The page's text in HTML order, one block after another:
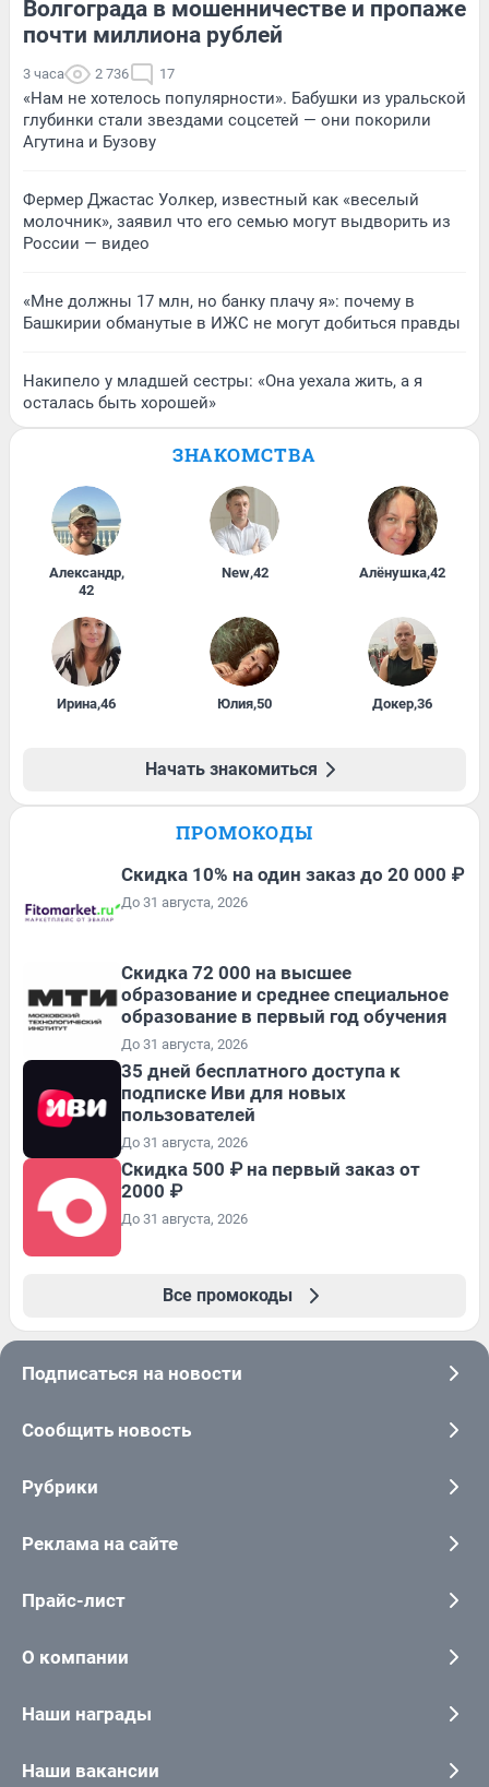
Волгограда в мошенничестве и пропаже
почти миллиона рублей
3 часа 2 736 17
«Нам не хотелось популярности». Бабушки из уральской
глубинки стали звездами соцсетей — они покорили
Агутина и Бузову
Фермер Джастас Уолкер, известный как «веселый
молочник», заявил что его семью могут выдворить из
России — видео
«Мне должны 17 млн, но банку плачу я»: почему в
Башкирии обманутые в ИЖС не могут добиться правды
Накипело у младшей сестры: «Она уехала жить, а я
осталась быть хорошей»
ЗНАКОМСТВА
Александр,
42
New,42 Алёнушка,42
Ирина,46 Юлия,50 Докер,36
Начать знакомиться
ПРОМОКОДЫ
Скидка 10% на один заказ до 20 000 ₽
До 31 августа, 2026
Скидка 72 000 на высшее
образование и среднее специальное
образование в первый год обучения
До 31 августа, 2026
35 дней бесплатного доступа к
подписке Иви для новых
пользователей
До 31 августа, 2026
Скидка 500 ₽ на первый заказ от
2000 ₽
До 31 августа, 2026
Все промокоды
Подписаться на новости
Сообщить новость
Рубрики
Реклама на сайте
Прайс-лист
О компании
Наши награды
Наши вакансии